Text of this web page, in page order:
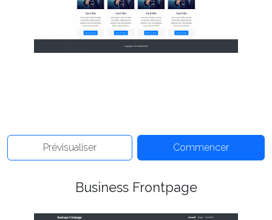
Prévisualiser Commencer
Business Frontpage